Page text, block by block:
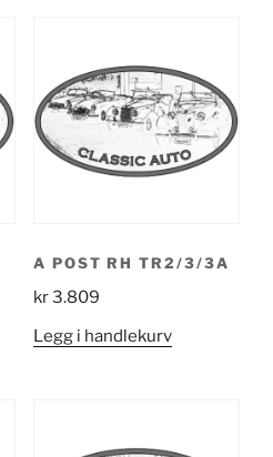
A POST RH TR2/3/3A
kr3.809
Legg i handlekurv